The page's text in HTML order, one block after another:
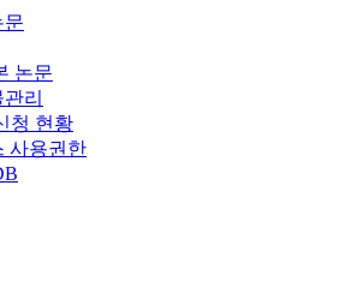
문
논문
리
청 현황
사용권한